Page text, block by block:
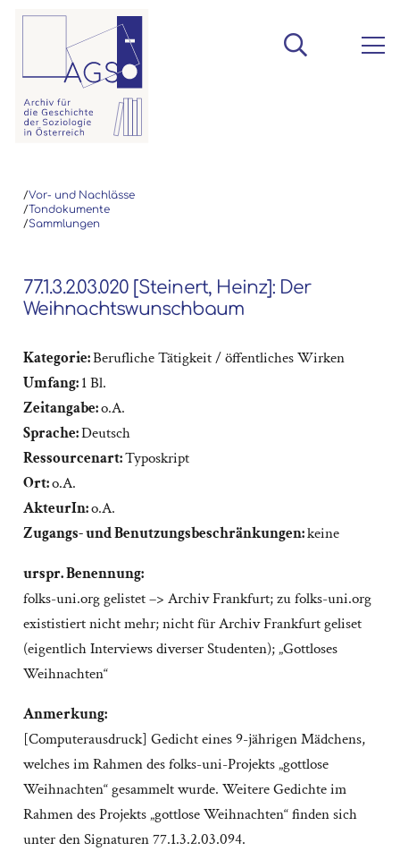
/Vor- und Nachlässe
/Tondokumente
/Sammlungen
77.1.3.2.03.020 [Steinert, Heinz]: Der
Weihnachtswunschbaum
Kategorie:Berufliche Tätigkeit / öffentliches Wirken
Umfang:1 Bl.
Zeitangabe:o.A.
Sprache:Deutsch
Ressourcenart:Typoskript
Ort:o.A.
AkteurIn:o.A.
Zugangs- und Benutzungsbeschränkungen:keine
urspr. Benennung:
folks-uni.org gelistet –> Archiv Frankfurt; zu folks-uni.org
exististiert nicht mehr; nicht für Archiv Frankfurt geliset
(eigentlich Interviews diverser Studenten); „Gottloses
Weihnachten“
Anmerkung:
[Computerausdruck] Gedicht eines 9-jährigen Mädchens,
welches im Rahmen des folks-uni-Projekts „gottlose
Weihnachten“ gesammelt wurde. Weitere Gedichte im
Rahmen des Projekts „gottlose Weihnachten“ finden sich
unter den Signaturen 77.1.3.2.03.094.